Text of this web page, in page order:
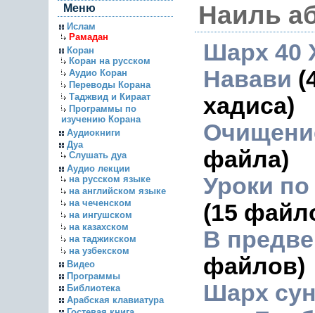
Меню
Ислам
Рамадан
Коран
Коран на русском
Аудио Коран
Переводы Корана
Таджвид и Кираат
Программы по
изучению Корана
Аудиокниги
Дуа
Слушать дуа
Аудио лекции
на русском языке
на английском языке
на чеченском
на ингушском
на казахском
на таджикском
на узбекском
Видео
Программы
Библиотека
Арабская клавиатура
Наиль
Шарх 40
Навави
хадиса)
файла)
Уроки
(15
В
файлов)
Шарх